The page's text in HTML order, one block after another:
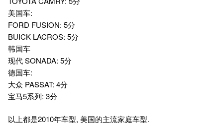
美国车:
FORD FUSION: 5分
BUICK LACROS: 5分
韩国车
现代 SONADA: 5分
德国车:
大众 PASSAT: 4分
宝马5系列: 3分
以上都是2010年车型, 美国的主流家庭车型.